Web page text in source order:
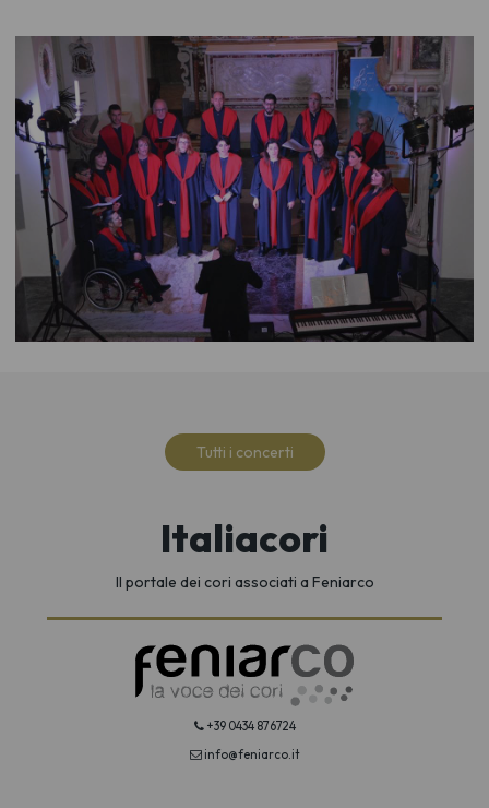
Tutti i concerti
Italiacori
Il portale dei cori associati a Feniarco
+39 0434 876724
info@feniarco.it